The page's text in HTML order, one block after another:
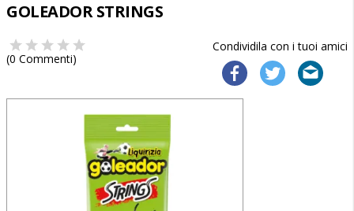
GOLEADOR STRINGS
Condividila con i tuoi amici
(0 Commenti)